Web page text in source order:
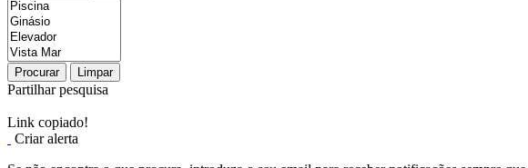
Procurar Limpar
Partilhar pesquisa
Link copiado!
Criar alerta